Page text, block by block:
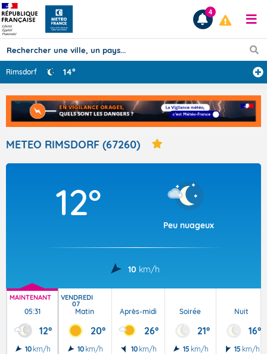
Prévisions
TOUS LES RÉSULTATS
Articles
4
Rimsdorf 14°
METEO RIMSDORF (67260)
12°
Peu nuageux
10 km/h
MAINTENANT
05:31
12°
10 km/h
VENDREDI
07
Matin
20°
10 km/h
Après-midi
26°
10 km/h
Soirée
21°
15 km/h
Nuit
16°
15 km/h